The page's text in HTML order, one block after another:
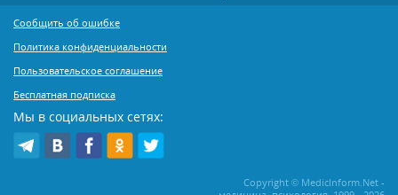
Сообщить об ошибке
Политика конфиденциальности
Пользовательское соглашение
Бесплатная подписка
Мы в социальных сетях:
Copyright © MedicInform.Net -